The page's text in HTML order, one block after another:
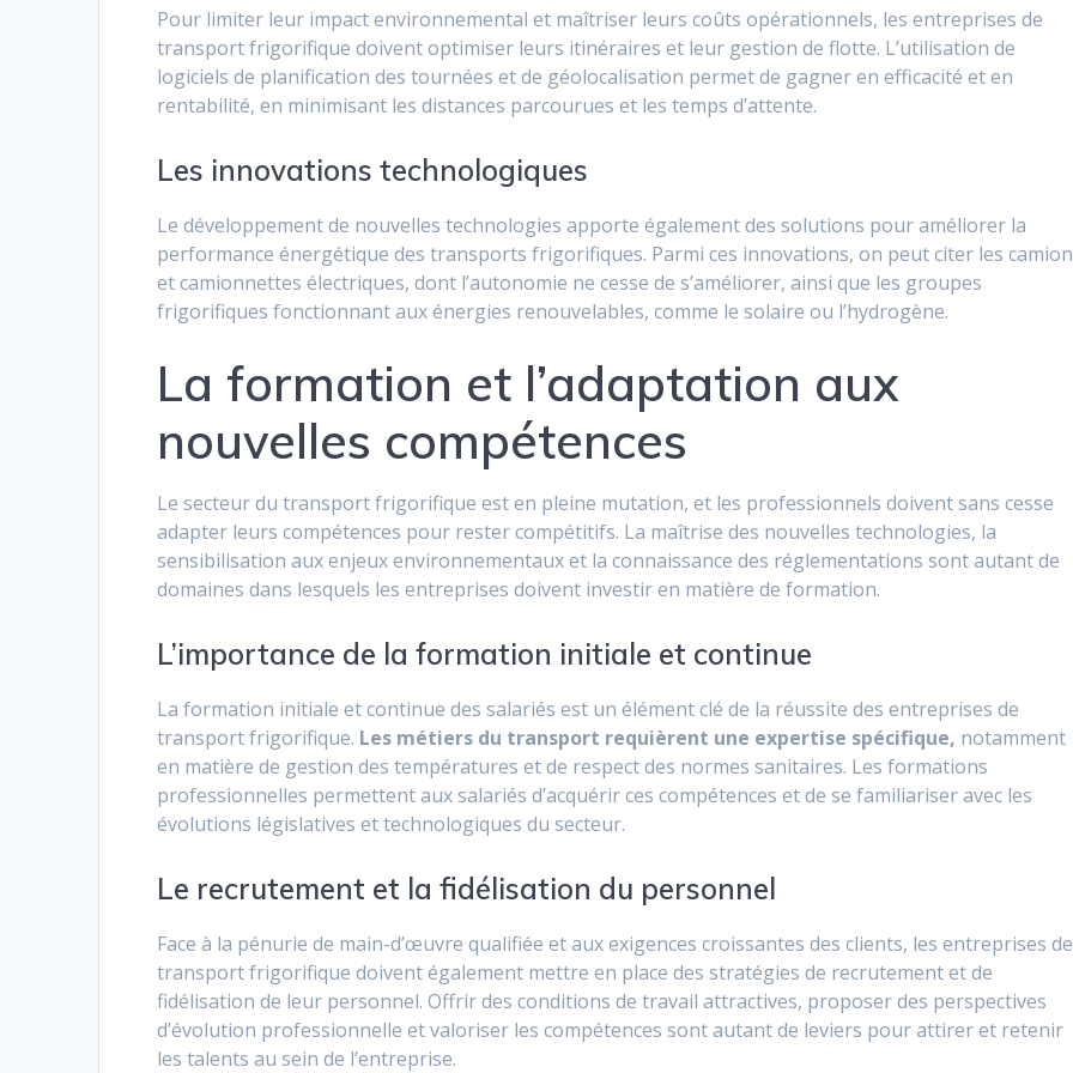
Pour limiter leur impact environnemental et maîtriser leurs coûts opérationnels, les entreprises de
transport frigorifique doivent optimiser leurs itinéraires et leur gestion de flotte. L’utilisation de
logiciels de planification des tournées et de géolocalisation permet de gagner en efficacité et en
rentabilité, en minimisant les distances parcourues et les temps d’attente.
Les innovations technologiques
Le développement de nouvelles technologies apporte également des solutions pour améliorer la
performance énergétique des transports frigorifiques. Parmi ces innovations, on peut citer les
et camionnettes électriques, dont l’autonomie ne cesse de s’améliorer, ainsi que les groupes
frigorifiques fonctionnant aux énergies renouvelables, comme le solaire ou l’hydrogène.
La formation et l’adaptation aux
nouvelles compétences
Le secteur du transport frigorifique est en pleine mutation, et les professionnels doivent sans cesse
adapter leurs compétences pour rester compétitifs. La maîtrise des nouvelles technologies, la
sensibilisation aux enjeux environnementaux et la connaissance des réglementations sont autant de
domaines dans lesquels les entreprises doivent investir en matière de formation.
L’importance de la formation initiale et continue
La formation initiale et continue des salariés est un élément clé de la réussite des entreprises de
transport frigorifique. Les métiers du transport requièrent une expertise spécifique, notamment
en matière de gestion des températures et de respect des normes sanitaires. Les formations
professionnelles permettent aux salariés d’acquérir ces compétences et de se familiariser avec les
évolutions législatives et technologiques du secteur.
Le recrutement et la fidélisation du personnel
Face à la pénurie de main-d’œuvre qualifiée et aux exigences croissantes des clients, les entreprises de
transport frigorifique doivent également mettre en place des stratégies de recrutement et de
fidélisation de leur personnel. Offrir des conditions de travail attractives, proposer des perspectives
d’évolution professionnelle et valoriser les compétences sont autant de leviers pour attirer et retenir
les talents au sein de l’entreprise.